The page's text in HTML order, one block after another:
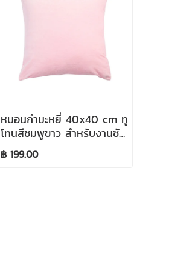
หมอนกำมะหยี่ 40x40 cm ทู
โทนสีชมพูขาว สำหรับงานซับ
ลิเมชั่น
฿ 199.00